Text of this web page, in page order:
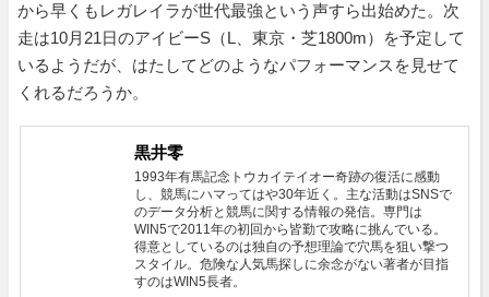
から早くもレガレイラが世代最強という声すら出始めた。次
走は10月21日のアイビーS（L、東京・芝1800m）を予定して
いるようだが、はたしてどのようなパフォーマンスを見せて
くれるだろうか。
黒井零
1993年有馬記念トウカイテイオー奇跡の復活に感動
し、競馬にハマってはや30年近く。主な活動はSNSで
のデータ分析と競馬に関する情報の発信。専門は
WIN5で2011年の初回から皆勤で攻略に挑んでいる。
得意としているのは独自の予想理論で穴馬を狙い撃つ
スタイル。危険な人気馬探しに余念がない著者が目指
すのはWIN5長者。